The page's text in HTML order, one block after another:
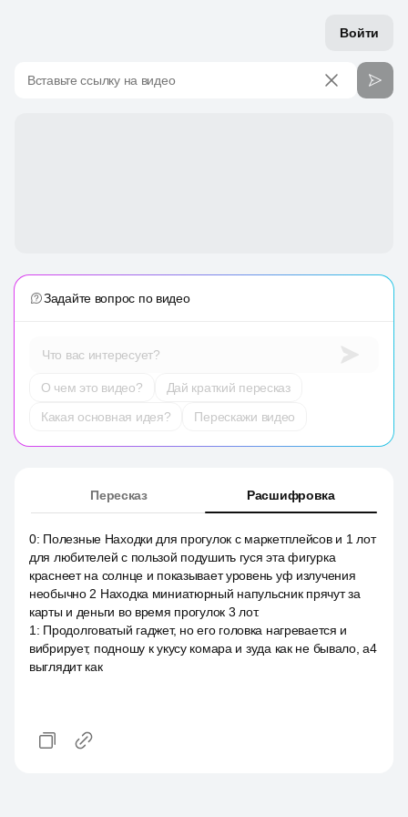
Войти
Вставьте ссылку на видео
Задайте вопрос по видео
Что вас интересует?
О чем это видео?
Дай краткий пересказ
Какая основная идея?
Перескажи видео
Пересказ Расшифровка
0: Полезные Находки для прогулок с маркетплейсов и 1 лот
для любителей с пользой подушить гуся эта фигурка
краснеет на солнце и показывает уровень уф излучения
необычно 2 Находка миниатюрный напульсник прячут за
карты и деньги во время прогулок 3 лот.
1 : Продолговатый гаджет, но его головка нагревается и
вибрирует, подношу к укусу комара и зуда как не бывало, a4
выглядит как